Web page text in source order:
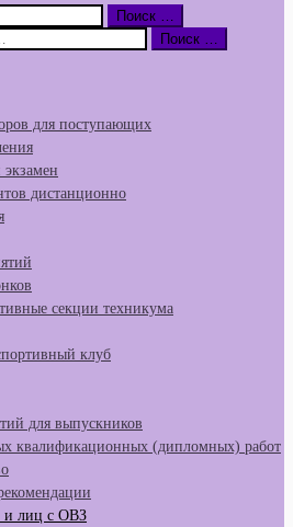
Поиск …
Поиск …
для поступающих
дистанционно
секции техникума
клуб
для выпускников
квалификационных (дипломных) работ
и лиц с ОВЗ